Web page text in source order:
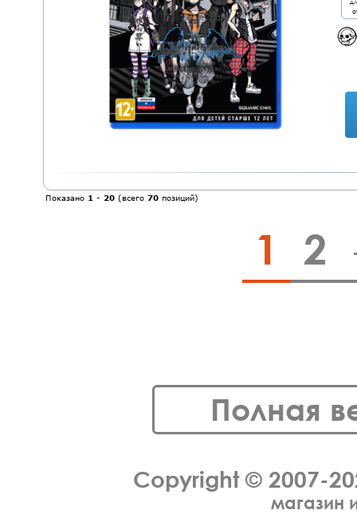
Показано 1 - 20 (всего 70 позиций)
1 2
Полная
Copyright © 2007-
магазин